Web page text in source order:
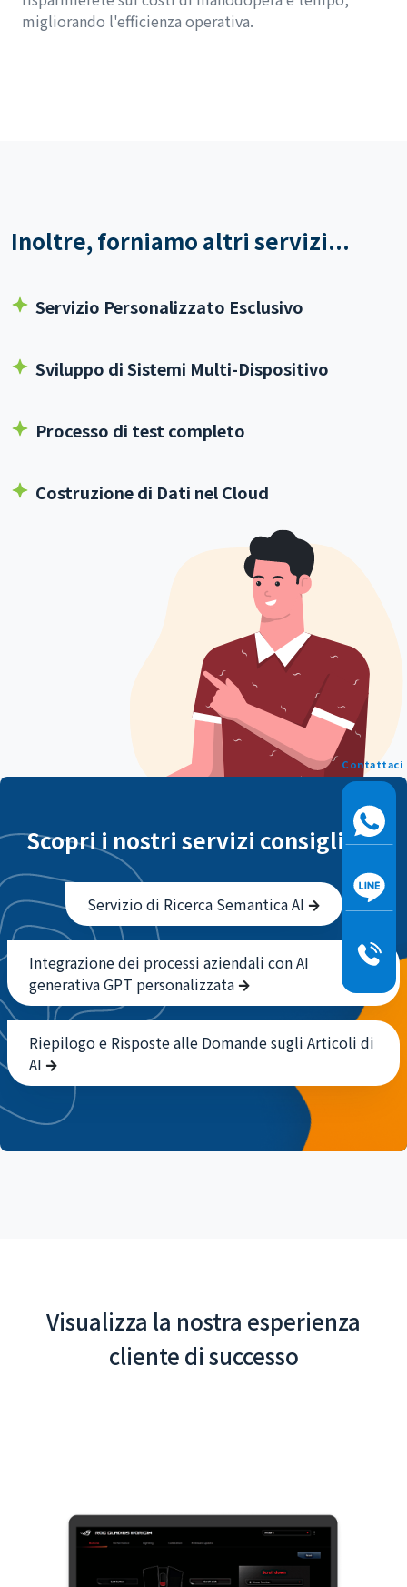
migliorando l'efficienza operativa.
Inoltre, forniamo altri servizi...
Servizio Personalizzato Esclusivo
Sviluppo di Sistemi Multi-Dispositivo
Processo di test completo
Costruzione di Dati nel Cloud
Scopri i nostri servizi consigliati!
Servizio di Ricerca Semantica AI
Integrazione dei processi aziendali con AI
generativa GPT personalizzata
Riepilogo e Risposte alle Domande sugli Articoli di
AI
Visualizza la nostra esperienza
cliente di successo
Contattaci